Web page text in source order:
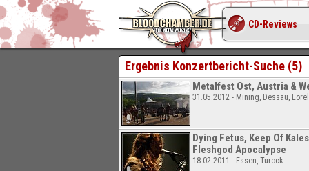
Ergebnis Konzertbericht-Suche (5)
Metalfest Ost, Austria &
31.05.2012 - Mining, Dessau,
Dying Fetus, Keep Of
Fleshgod Apocalypse
18.02.2011 - Essen, Turock
CD-Reviews